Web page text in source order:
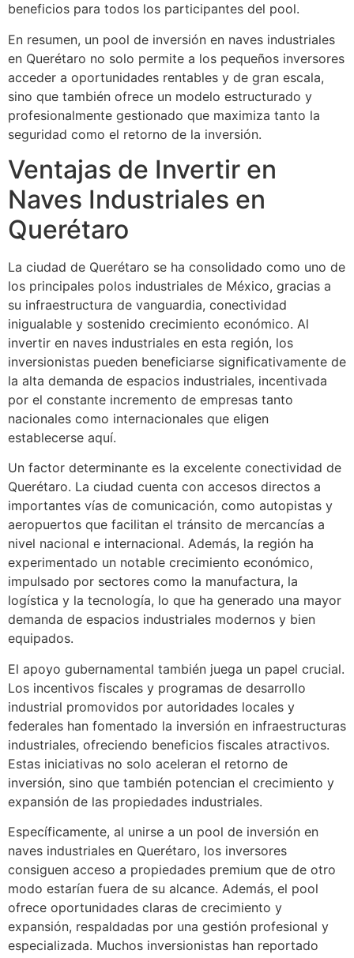
beneficios para todos los participantes del pool.
En resumen, un pool de inversión en naves industriales
en Querétaro no solo permite a los pequeños inversores
acceder a oportunidades rentables y de gran escala,
sino que también ofrece un modelo estructurado y
profesionalmente gestionado que maximiza tanto la
seguridad como el retorno de la inversión.
Ventajas de Invertir en
Naves Industriales en
Querétaro
La ciudad de Querétaro se ha consolidado como uno de
los principales polos industriales de México, gracias a
su infraestructura de vanguardia, conectividad
inigualable y sostenido crecimiento económico. Al
invertir en naves industriales en esta región, los
inversionistas pueden beneficiarse significativamente de
la alta demanda de espacios industriales, incentivada
por el constante incremento de empresas tanto
nacionales como internacionales que eligen
establecerse aquí.
Un factor determinante es la excelente conectividad de
Querétaro. La ciudad cuenta con accesos directos a
importantes vías de comunicación, como autopistas y
aeropuertos que facilitan el tránsito de mercancías a
nivel nacional e internacional. Además, la región ha
experimentado un notable crecimiento económico,
impulsado por sectores como la manufactura, la
logística y la tecnología, lo que ha generado una mayor
demanda de espacios industriales modernos y bien
equipados.
El apoyo gubernamental también juega un papel crucial.
Los incentivos fiscales y programas de desarrollo
industrial promovidos por autoridades locales y
federales han fomentado la inversión en infraestructuras
industriales, ofreciendo beneficios fiscales atractivos.
Estas iniciativas no solo aceleran el retorno de
inversión, sino que también potencian el crecimiento y
expansión de las propiedades industriales.
Específicamente, al unirse a un pool de inversión en
naves industriales en Querétaro, los inversores
consiguen acceso a propiedades premium que de otro
modo estarían fuera de su alcance. Además, el pool
ofrece oportunidades claras de crecimiento y
expansión, respaldadas por una gestión profesional y
especializada. Muchos inversionistas han reportado